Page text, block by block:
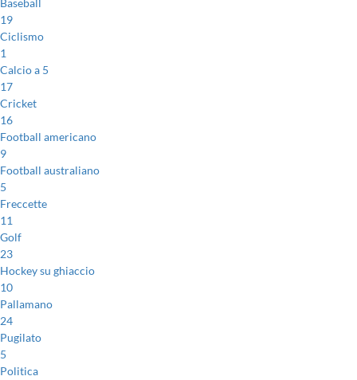
Baseball
19
Ciclismo
1
Calcio a 5
17
Cricket
16
Football americano
9
Football australiano
5
Freccette
11
Golf
23
Hockey su ghiaccio
10
Pallamano
24
Pugilato
5
Politica